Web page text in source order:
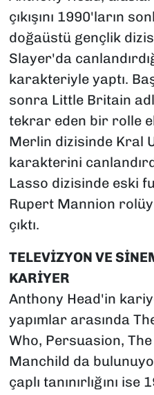
çıkışını 1990'ların
doğaüstü gençlik
Slayer'da
karakteriyle yaptı.
sonra Little Britain
tekrar eden bir rolle
Merlin dizisinde Kral
karakterini
Lasso dizisinde eski
Rupert Mannion
çıktı.
TELEVİZYON VE
KARİYER
Anthony Head'in
yapımlar arasında
Who, Persuasion,
Manchild da
çaplı tanınırlığını